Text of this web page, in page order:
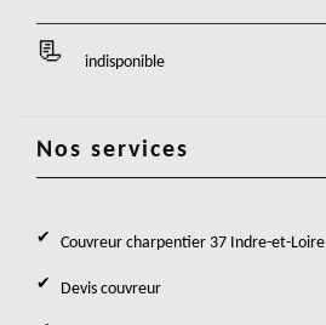
indisponible
Nos services
Couvreur charpentier 37 Indre-et-Loire
Devis couvreur